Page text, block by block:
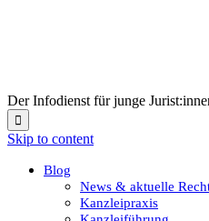
Der Infodienst für junge

Skip to content
Blog
News & aktuelle
Kanzleipraxis